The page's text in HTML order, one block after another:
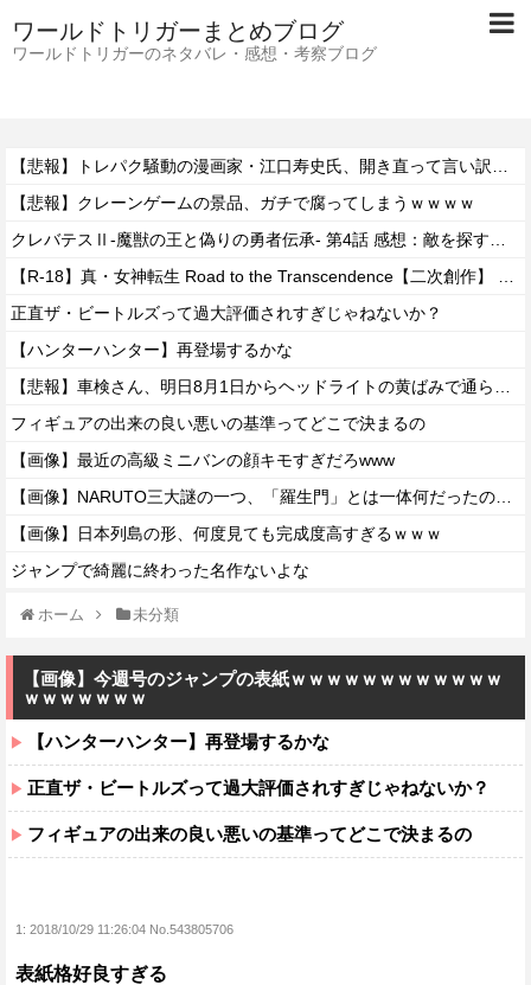
ワールドトリガーまとめブログ
ワールドトリガーのネタバレ・感想・考察ブログ
【悲報】クレーンゲームの景品、ガチで腐ってしまうｗｗｗｗ
正直ザ・ビートルズって過大評価されすぎじゃねないか？
【ハンターハンター】再登場するかな
フィギュアの出来の良い悪いの基準ってどこで決まるの
【画像】最近の高級ミニバンの顔キモすぎだろwww
【画像】日本列島の形、何度見ても完成度高すぎるｗｗｗ
ジャンプで綺麗に終わった名作ないよな
ホーム 未分類
【画像】今週号のジャンプの表紙ｗｗｗｗｗｗｗｗｗｗｗｗ
ｗｗｗｗｗｗｗ
【ハンターハンター】再登場するかな
正直ザ・ビートルズって過大評価されすぎじゃねないか？
フィギュアの出来の良い悪いの基準ってどこで決まるの
1: 2018/10/29 11:26:04 No.543805706
表紙格好良すぎる